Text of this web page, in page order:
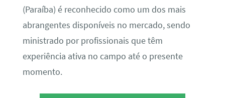
(Paraíba) é reconhecido como um dos mais
abrangentes disponíveis no mercado, sendo
ministrado por profissionais que têm
experiência ativa no campo até o presente
momento.